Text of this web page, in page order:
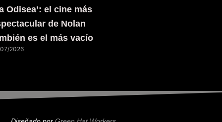
Odisea’: el cine más
de Nolan
es el más vacío
2026